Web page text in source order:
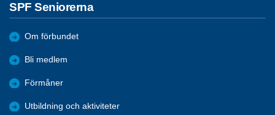
SPF Seniorerna
Om förbundet
Bli medlem
Förmåner
Utbildning och aktiviteter